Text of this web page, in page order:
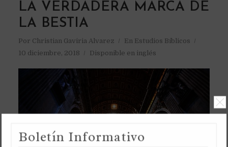
LA VERDADERA MARCA DE
LA BESTIA
Por Christian Gaviria Alvarez En Estudios Bíblicos
10 diciembre, 2018
Disponible en inglés
Boletín Informativo